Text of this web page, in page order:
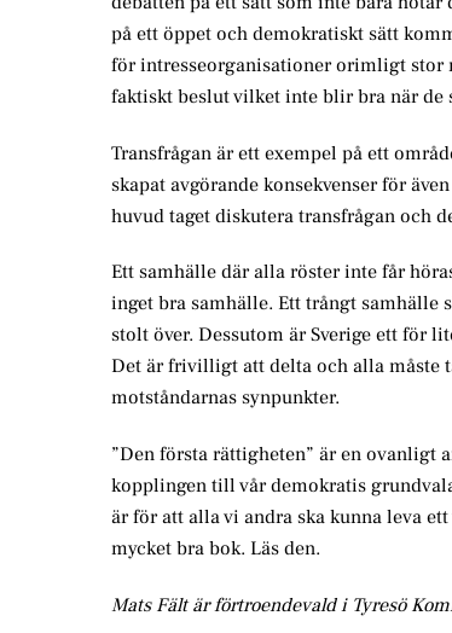
på ett öppet och demokratiskt sätt
för intresseorganisationer orimligt stor
faktiskt beslut vilket inte blir bra när de
Transfrågan är ett exempel på ett
skapat avgörande konsekvenser för
huvud taget diskutera transfrågan och
Ett samhälle där alla röster inte får
inget bra samhälle. Ett trångt samhälle
stolt över. Dessutom är Sverige ett för
Det är frivilligt att delta och alla måste
motståndarnas synpunkter.
”Den första rättigheten” är en ovanligt
kopplingen till vår demokratis
är för att alla vi andra ska kunna leva
mycket bra bok. Läs den.
Mats Fält är förtroendevald i Tyresö